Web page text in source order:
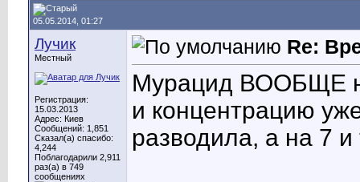
05.05.2014, 01:27
Лучик
Местный
Регистрация:
15.03.2013
Адрес: Киев
Сообщений: 1,851
Сказал(а) спасибо:
4,244
Поблагодарили 2,911
раз(а) в 749
сообщениях
Re:
Мурацид ВООБЩЕ
и концентрацию
разводила, а на 7 и